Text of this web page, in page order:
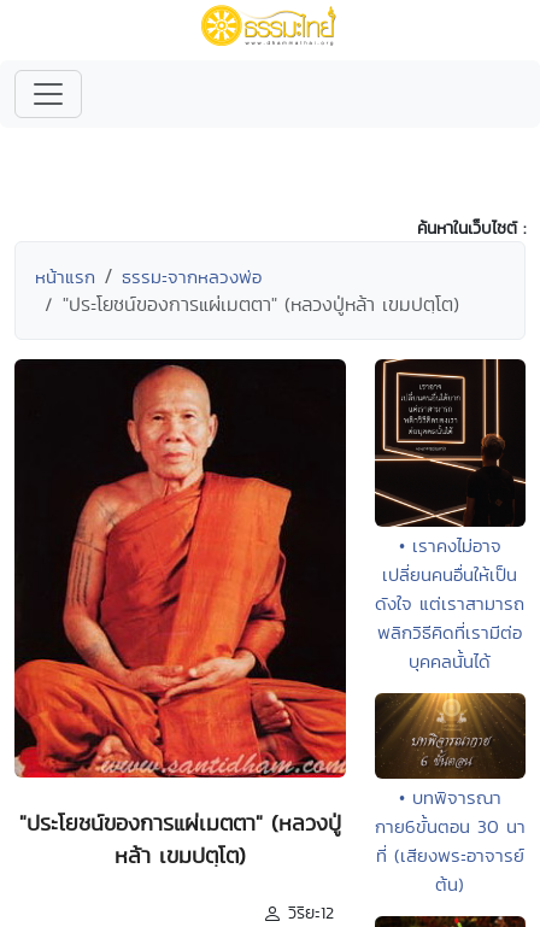
ค้นหาในเว็บไซต์ :
หน้าแรก ธรรมะจากหลวงพ่อ
"ประโยชน์ของการแผ่เมตตา" (หลวงปู่หล้า เขมปตฺโต)
"ประโยชน์ของการแผ่เมตตา" (หลวงปู่
หล้า เขมปตฺโต)
วิริยะ12
• เราคงไม่อาจ
เปลี่ยนคนอื่นให้เป็น
ดังใจ แต่เราสามารถ
พลิกวิธีคิดที่เรามีต่อ
บุคคลนั้นได้
• บทพิจารณา
กาย6ขั้นตอน 30 นา
ที่ (เสียงพระอาจารย์
ต้น)